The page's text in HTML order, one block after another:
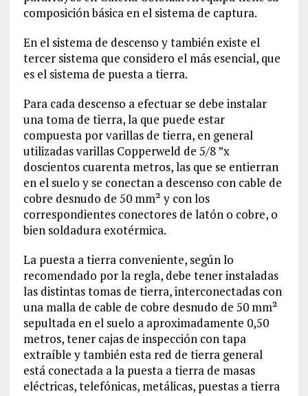
composición básica en el sistema de captura.
En el sistema de descenso y también existe el
tercer sistema que considero el más esencial, que
es el sistema de puesta a tierra.
Para cada descenso a efectuar se debe instalar
una toma de tierra, la que puede estar
compuesta por varillas de tierra, en general
utilizadas varillas Copperweld de 5/8 ”x
doscientos cuarenta metros, las que se entierran
en el suelo y se conectan a descenso con cable de
cobre desnudo de 50 mm² y con los
correspondientes conectores de latón o cobre, o
bien soldadura exotérmica.
La puesta a tierra conveniente, según lo
recomendado por la regla, debe tener instaladas
las distintas tomas de tierra, interconectadas con
una malla de cable de cobre desnudo de 50 mm²
sepultada en el suelo a aproximadamente 0,50
metros, tener cajas de inspección con tapa
extraíble y también esta red de tierra general
está conectada a la puesta a tierra de masas
eléctricas, telefónicas, metálicas, puestas a tierra